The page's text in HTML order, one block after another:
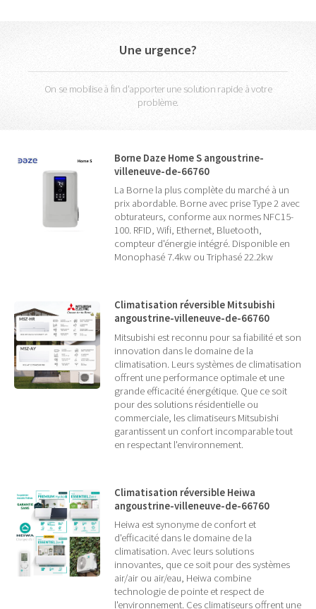
Une urgence?
On se mobilise à fin d'apporter une solution rapide à votre
problème.
Borne Daze Home S angoustrine-
villeneuve-de-66760
La Borne la plus complète du marché à un
prix abordable. Borne avec prise Type 2 avec
obturateurs, conforme aux normes NFC15-
100. RFID, Wifi, Ethernet, Bluetooth,
compteur d'énergie intégré. Disponible en
Monophasé 7.4kw ou Triphasé 22.2kw
Climatisation réversible Mitsubishi
angoustrine-villeneuve-de-66760
Mitsubishi est reconnu pour sa fiabilité et son
innovation dans le domaine de la
climatisation. Leurs systèmes de climatisation
offrent une performance optimale et une
grande efficacité énergétique. Que ce soit
pour des solutions résidentielle ou
commerciale, les climatiseurs Mitsubishi
garantissent un confort incomparable tout
en respectant l'environnement.
Climatisation réversible Heiwa
angoustrine-villeneuve-de-66760
Heiwa est synonyme de confort et
d'efficacité dans le domaine de la
climatisation. Avec leurs solutions
innovantes, que ce soit pour des systèmes
air/air ou air/eau, Heiwa combine
technologie de pointe et respect de
l'environnement. Ces climatiseurs offrent une